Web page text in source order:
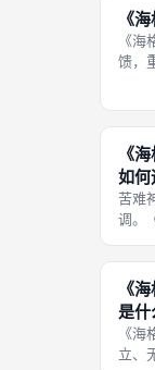
《
《
馈，
展包
《
如何
苦难
调。
顺序
仅
《
是什
《
立、